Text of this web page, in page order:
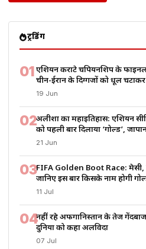
ट्रेंडिंग
01एशियन कराटे चैंपियनशिप के
चीन-ईरान के दिग्गजों को धूल
19 Jun
02अलीशा का महाइतिहास: एशियन
को पहली बार दिलाया ‘गोल्ड’,
21 Jun
03FIFA Golden Boot Race: मेसी,
जानिए इस बार किसके नाम होगी
11 Jul
04नहीं रहे अफगानिस्तान के तेज
दुनिया को कहा अलविदा
07 Jul